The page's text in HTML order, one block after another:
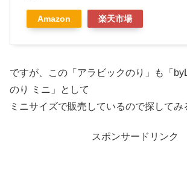
Amazon 楽天市場
ですが、この「アラビックのり」も「
のり ミニ」として
ミニサイズで販売しているので探してみ
スポンサードリンク